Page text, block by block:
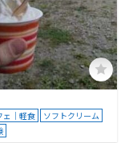
ェ｜軽食
ソフトクリーム